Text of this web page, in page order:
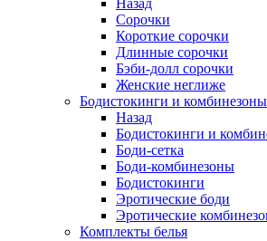
Назад
Сорочки
Короткие сорочки
Длинные сорочки
Бэби-долл сорочки
Женские неглиже
Бодистокинги и комбинезоны
Назад
Бодистокинги и
Боди-сетка
Боди-комбинезоны
Бодистокинги
Эротические боди
Эротические
Комплекты белья